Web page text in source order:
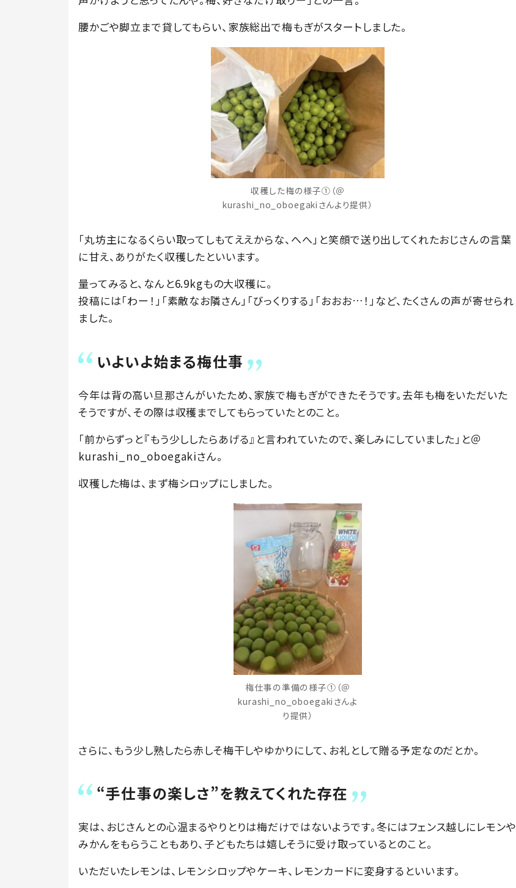
腰かごや脚立まで貸してもらい、家族総出で梅もぎがスタートしました。
収穫した梅の様子①（＠
kurashi_no_oboegakiさんより提供）
「丸坊主になるくらい取ってしもてええからな、へへ」と笑顔で送り出してくれたおじさんの言葉
に甘え、ありがたく収穫したといいます。
量ってみると、なんと6.9kgもの大収穫に。
投稿には「わー！」「素敵なお隣さん」「びっくりする」「おおお…！」など、たくさんの声が寄せられ
ました。
いよいよ始まる梅仕事
今年は背の高い旦那さんがいたため、家族で梅もぎができたそうです。去年も梅をいただいた
そうですが、その際は収穫までしてもらっていたとのこと。
「前からずっと『もう少ししたらあげる』と言われていたので、楽しみにしていました」と＠
kurashi_no_oboegakiさん。
収穫した梅は、まず梅シロップにしました。
梅仕事の準備の様子①（＠
kurashi_no_oboegakiさんよ
り提供）
さらに、もう少し熟したら赤しそ梅干しやゆかりにして、お礼として贈る予定なのだとか。
“手仕事の楽しさ”を教えてくれた存在
実は、おじさんとの心温まるやりとりは梅だけではないようです。冬にはフェンス越しにレモンや
みかんをもらうこともあり、子どもたちは嬉しそうに受け取っているとのこと。
いただいたレモンは、レモンシロップやケーキ、レモンカードに変身するといいます。